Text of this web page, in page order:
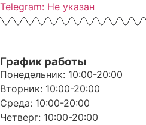
Telegram: Не указан
График работы
Понедельник: 10:00-20:00
Вторник: 10:00-20:00
Среда: 10:00-20:00
Четверг: 10:00-20:00